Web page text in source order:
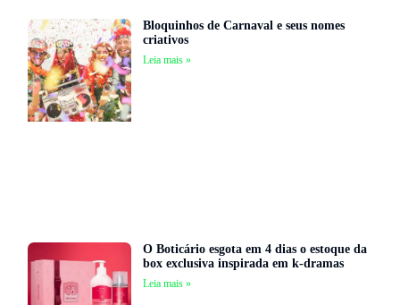
Bloquinhos de Carnaval e seus nomes
criativos
Leia mais »
O Boticário esgota em 4 dias o estoque da
box exclusiva inspirada em k-dramas
Leia mais »